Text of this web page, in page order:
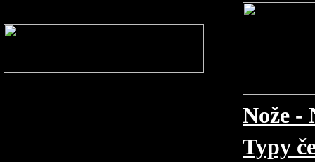
Nože -
Typy